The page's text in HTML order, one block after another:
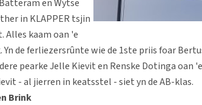
en Wytse
in KLAPPER tsjin
Alles kaam oan 'e
de ferliezersrûnte wie de 1ste priis foar
pearke Jelle Kievit en Renske Dotinga oan
- al jierren in keatsstel - siet yn de AB-klas.
Brink